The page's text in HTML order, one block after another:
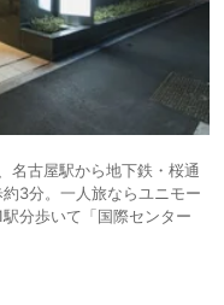
名古屋駅から地下鉄・桜通
3分。一人旅ならユニモー
分歩いて「国際センター